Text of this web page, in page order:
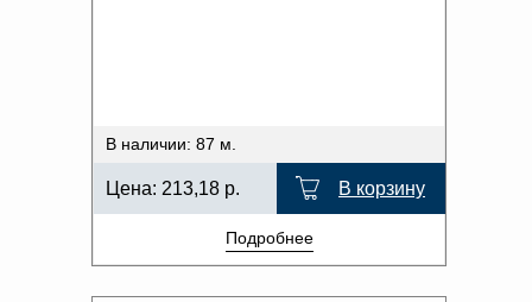
В наличии: 87 м.
Цена: 213,18 р. В корзину
Подробнее